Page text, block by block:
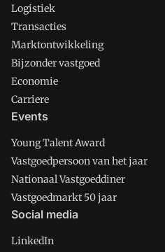
Logistiek
Transacties
Marktontwikkeling
Bijzonder vastgoed
Economie
Carriere
Events
Young Talent Award
Vastgoedpersoon van het jaar
Nationaal Vastgoeddiner
Vastgoedmarkt 50 jaar
Social media
LinkedIn